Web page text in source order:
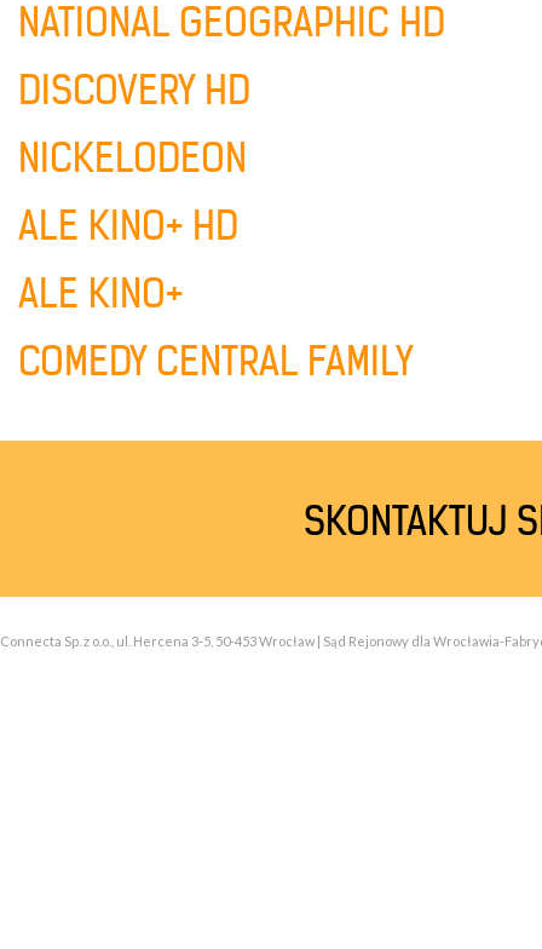
NATIONAL GEOGRAPHIC HD
DISCOVERY HD
NICKELODEON
ALE KINO+ HD
ALE KINO+
COMEDY CENTRAL FAMILY
SKONTAKTUJ
Connecta Sp. z o.o., ul. Hercena 3-5, 50-453 Wrocław | Sąd Rejonowy dla Wrocławia-